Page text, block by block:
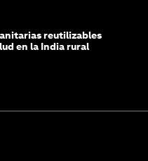
reutilizables
en la India rural